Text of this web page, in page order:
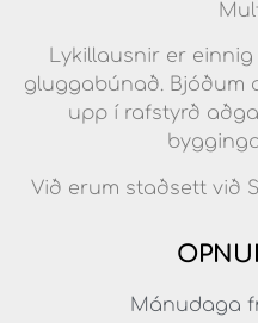
Lykillausnir er
gluggabúnað. Bjóðum
upp í rafstyrð
Við erum staðsett við
Mánudaga